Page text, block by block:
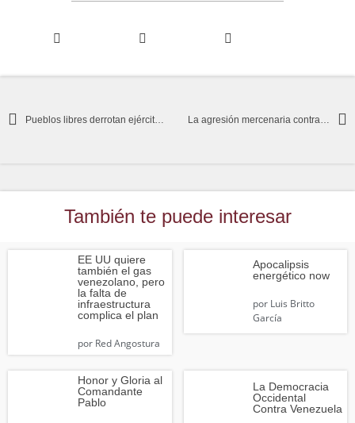
Pueblos libres derrotan ejércitos poderosos La agresión mercenaria contra Venezuela
También te puede interesar
EE UU quiere
también el gas
venezolano, pero
la falta de
infraestructura
complica el plan
porRed Angostura
Apocalipsis
energético now
por Luis Britto
García
Honor y Gloria al
Comandante
Pablo
La Democracia
Occidental
Contra Venezuela